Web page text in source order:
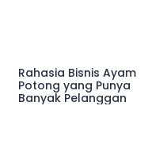
Rahasia Bisnis Ayam
Potong yang Punya
Banyak Pelanggan